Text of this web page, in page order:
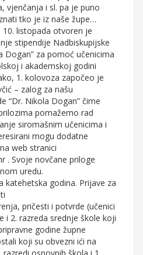
vjenčanja i sl. pa je puno
tko je iz naše župe…
listopada otvoren je
stipendije Nadbiskupijske
Dogan” za pomoć učenicima
i akademskoj godini
1. kolovoza započeo je
– zalog za našu
“Dr. Nikola Dogan” čime
pomažemo rad
siromašnim učenicima i
mogu dodatne
web stranici
. Svoje novčane priloge
uredu.
katehetska godina. Prijave za
pričesti i potvrde (učenici
i 2. razreda srednje škole koji
godine župne
koji su obvezni ići na